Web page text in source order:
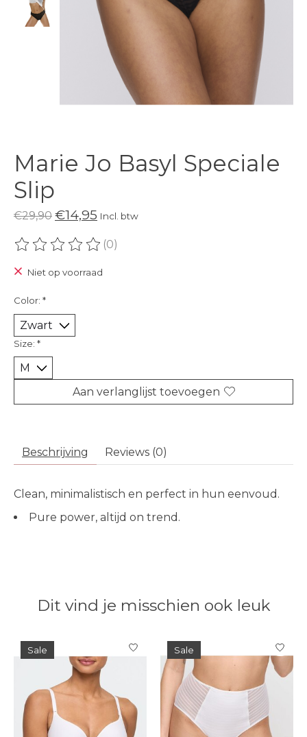
Marie Jo Basyl Speciale
Slip
€29,90 €14,95 Incl. btw
De beoordeling van dit product is
(0)
Niet op voorraad
Color: *
Size: *
Aan verlanglijst toevoegen
Beschrijving Reviews (0)
Clean, minimalistisch en perfect in hun eenvoud.
Pure power, altijd on trend.
Dit vind je misschien ook leuk
Items van productcarrousel
Sale Sale